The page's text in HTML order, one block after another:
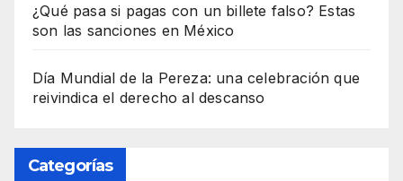
¿Qué pasa si pagas con un billete falso? Estas
son las sanciones en México
Día Mundial de la Pereza: una celebración que
reivindica el derecho al descanso
Categorías